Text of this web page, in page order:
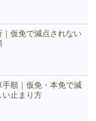
仮免で減点されない
手順｜仮免・本免で減
い止まり方